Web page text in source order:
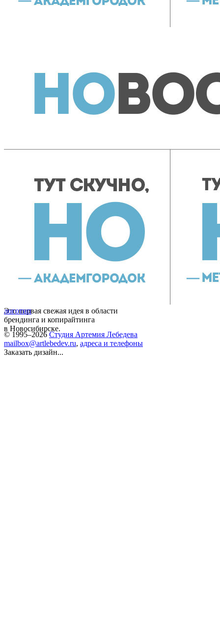
Это первая свежая идея в области
брендинга и копирайтинга
в Новосибирске.
логотип
© 1995–2026 Студия Артемия Лебедева
mailbox@artlebedev.ru, адреса и телефоны
Заказать дизайн...